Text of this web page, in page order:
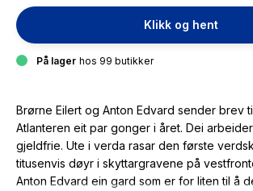
Klikk og hent
På lager hos 99 butikker
Brørne Eilert og Anton Edvard sender brev
Atlanteren eit par gonger i året. Dei
gjeldfrie. Ute i verda rasar den første
titusenvis døyr i skyttargravene på
Anton Edvard ein gard som er for liten til å